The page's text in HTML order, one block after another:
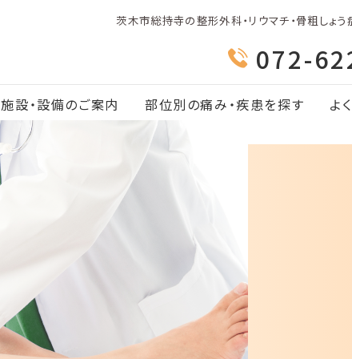
茨木市総持寺の整形外科・リウマチ・骨粗しょう
072-
施設・設備のご案内 部位別の痛み・疾患を探す よ